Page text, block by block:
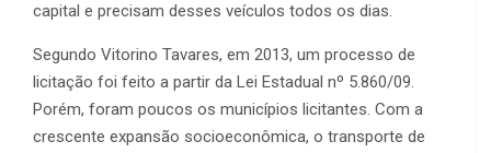
capital e precisam desses veículos todos os dias.
Segundo Vitorino Tavares, em 2013, um processo de
licitação foi feito a partir da Lei Estadual nº 5.860/09.
Porém, foram poucos os municípios licitantes. Com a
crescente expansão socioeconômica, o transporte de